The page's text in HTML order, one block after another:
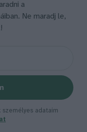
a
Ne maradj le,
személyes adataim